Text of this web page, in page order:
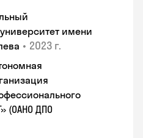
имени
• 2023 г.
(ОАНО ДПО